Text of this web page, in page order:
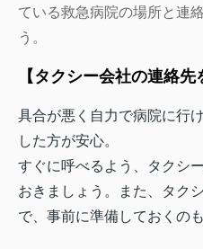
ている救急病院の場所と連
う。
【タクシー会社の連絡先
具合が悪く自力で病院に行
した方が安心。
すぐに呼べるよう、タクシ
おきましょう。また、タク
で、事前に準備しておくの